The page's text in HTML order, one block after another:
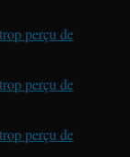
perçu de
perçu de
perçu de